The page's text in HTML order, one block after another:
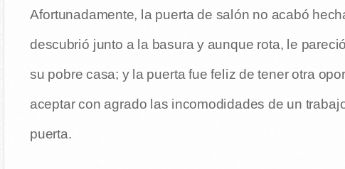
Afortunadamente, la puerta de salón no acabó
descubrió junto a la basura y aunque rota, le
su pobre casa; y la puerta fue feliz de tener otra
aceptar con agrado las incomodidades de un
puerta.